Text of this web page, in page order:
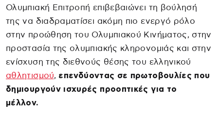
Ολυμπιακή Επιτροπή επιβεβαιώνει τη βούλησή
της να διαδραματίσει ακόμη πιο ενεργό ρόλο
στην προώθηση του Ολυμπιακού Κινήματος, στην
προστασία της ολυμπιακής κληρονομιάς και στην
ενίσχυση της διεθνούς θέσης του ελληνικού
αθλητισμού, επενδύοντας σε πρωτοβουλίες που
δημιουργούν ισχυρές προοπτικές για το
μέλλον.